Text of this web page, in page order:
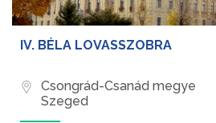
IV. BÉLA LOVASSZOBRA
Csongrád-Csanád megye
Szeged